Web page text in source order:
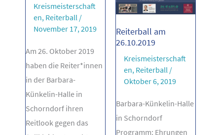
Kreismeisterschaft
en, Reiterball /
November 17, 2019
Am 26. Oktober 2019
haben die Reiter*innen
in der Barbara-
Künkelin-Halle in
Schorndorf ihren
Reitlook gegen das
Reiterball am
26.10.2019
Kreismeisterschaft
en, Reiterball /
Oktober 6, 2019
Barbara-Künkelin-Halle
in Schorndorf
Programm: Ehrungen